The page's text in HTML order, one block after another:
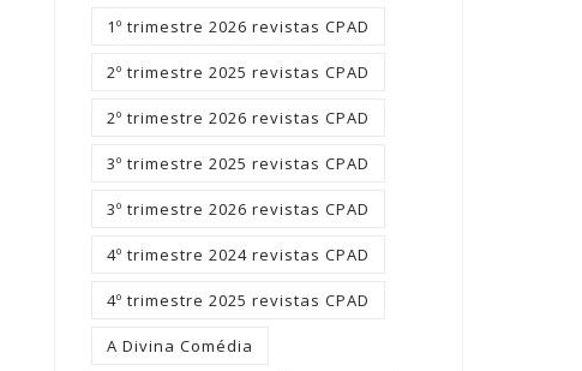
1º trimestre 2026 revistas CPAD
2º trimestre 2025 revistas CPAD
2º trimestre 2026 revistas CPAD
3º trimestre 2025 revistas CPAD
3º trimestre 2026 revistas CPAD
4º trimestre 2024 revistas CPAD
4º trimestre 2025 revistas CPAD
A Divina Comédia